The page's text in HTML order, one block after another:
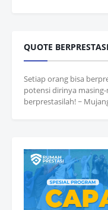
QUOTE BERPRESTASI
Setiap orang bisa
potensi dirinya
berprestasilah! ~